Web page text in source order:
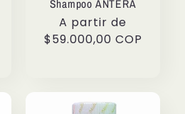
Shampoo ANTERA
Precio
habitual
A partir de
$59.000,00 COP